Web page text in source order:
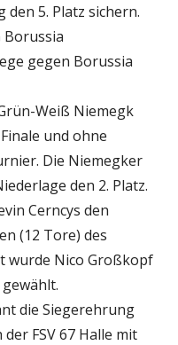
den 5. Platz sichern.
Borussia
gegen Borussia
Weiß Niemegk
und ohne
Die Niemegker
den 2. Platz.
Cerncys den
(12 Tore) des
wurde Nico Großkopf
die Siegerehrung
FSV 67 Halle mit